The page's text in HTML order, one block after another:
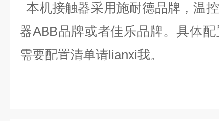
本机接触器采用施耐德品牌，温
器ABB品牌或者佳乐品牌。具体
需要配置清单请lianxi我。